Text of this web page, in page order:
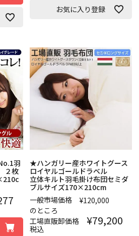
お気に入り登録
羽
２枚
★ハンガリー産ホワイトグース
ロイヤルゴールドラベル
立体キルト羽毛掛け布団セミダ
ブルサイズ170×210cm
一般市場価格
¥120,000
のところ
工場直販卸価格
¥79,200
税込